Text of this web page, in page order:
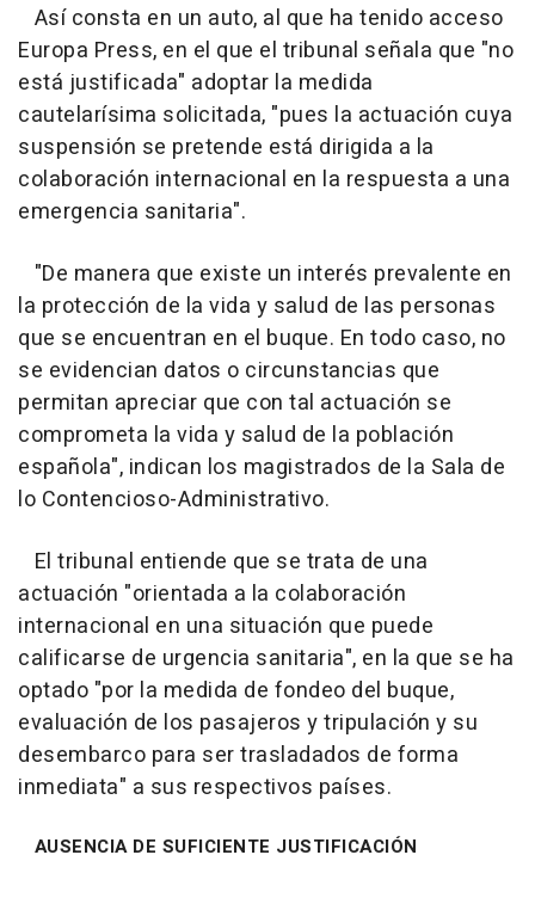
Así consta en un auto, al que ha tenido acceso
Europa Press, en el que el tribunal señala que "no
está justificada" adoptar la medida
cautelarísima solicitada, "pues la actuación cuya
suspensión se pretende está dirigida a la
colaboración internacional en la respuesta a una
emergencia sanitaria".
"De manera que existe un interés prevalente en
la protección de la vida y salud de las personas
que se encuentran en el buque. En todo caso, no
se evidencian datos o circunstancias que
permitan apreciar que con tal actuación se
comprometa la vida y salud de la población
española", indican los magistrados de la Sala de
lo Contencioso-Administrativo.
El tribunal entiende que se trata de una
actuación "orientada a la colaboración
internacional en una situación que puede
calificarse de urgencia sanitaria", en la que se ha
optado "por la medida de fondeo del buque,
evaluación de los pasajeros y tripulación y su
desembarco para ser trasladados de forma
inmediata" a sus respectivos países.
AUSENCIA DE SUFICIENTE JUSTIFICACIÓN